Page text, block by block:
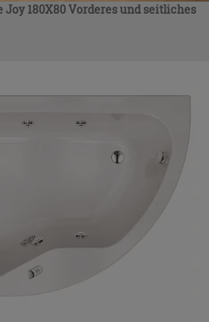
180X80 Vorderes und seitliches